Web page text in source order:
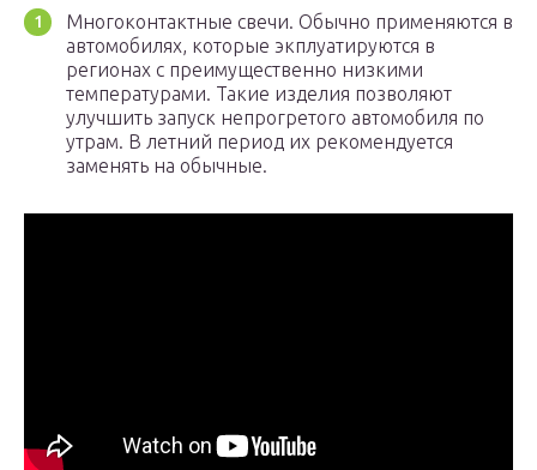
Многоконтактные свечи. Обычно применяются в
автомобилях, которые экплуатируются в
регионах с преимущественно низкими
температурами. Такие изделия позволяют
улучшить запуск непрогретого автомобиля по
утрам. В летний период их рекомендуется
заменять на обычные.